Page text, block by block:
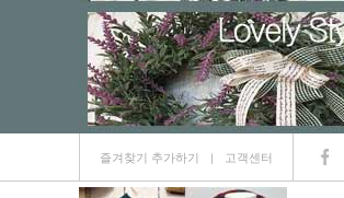
즐겨찾기 추가하기 ㅣ 고객센터